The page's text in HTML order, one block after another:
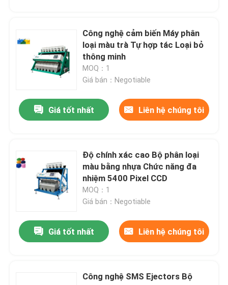
Máy phân loại màu hạt cà phê
Spice Color Sorter
máy phân loại màu mè
máy phân loại màu nhựa
Máy phân loại màu đai
Máy phân loại hồng ngoại
Công nghệ cảm biến Máy phân
loại màu trà Tự hợp tác Loại bỏ
thông minh
MOQ：1
Giá bán：Negotiable
Giá tốt nhất Liên hệ chúng tôi
Độ chính xác cao Bộ phân loại
màu bằng nhựa Chức năng đa
nhiệm 5400 Pixel CCD
MOQ：1
Giá bán：Negotiable
Giá tốt nhất Liên hệ chúng tôi
Công nghệ SMS Ejectors Bộ